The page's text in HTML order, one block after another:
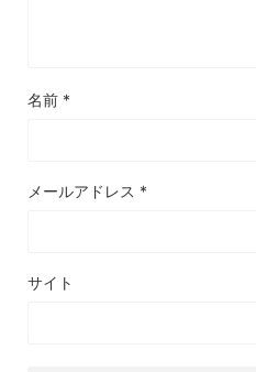
名前 *
メールアドレス *
サイト